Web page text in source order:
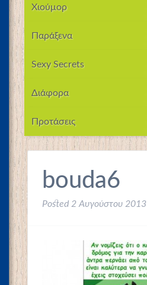
Χιούμορ
Παράξενα
Sexy Secrets
Διάφορα
Προτάσεις
bouda6
Posted 2 Αυγούστου 2013